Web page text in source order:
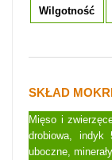
Wilgotność
SKŁAD
Mięso i
drobiowa, indyk
uboczne,